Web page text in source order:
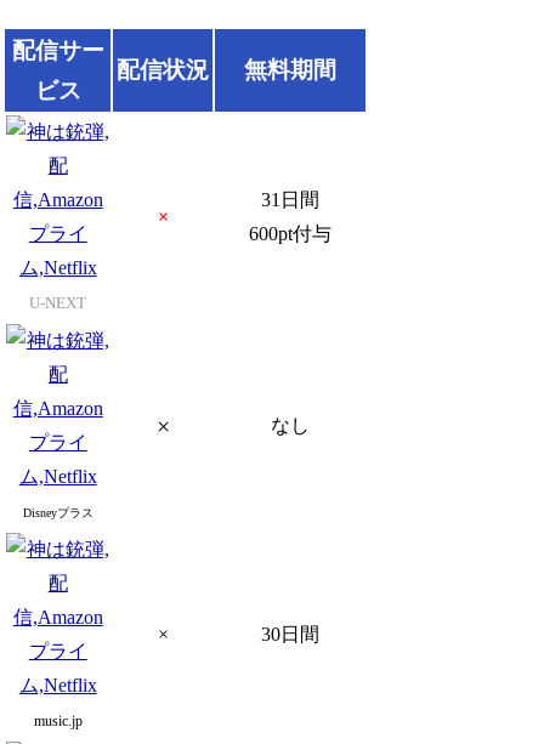
配信サー
ビス
配信状況 無料期間
U-NEXT
×
31日間
600pt付与
Disneyプラス
× なし
music.jp
× 30日間